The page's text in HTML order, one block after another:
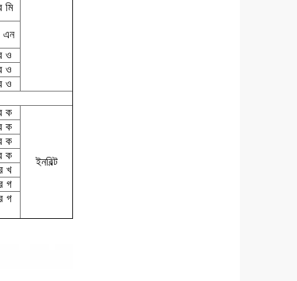
মি
এন
ও
ও
ও
ক
ইনবিল্ট
ক
ক
ক
খ
গ
গ